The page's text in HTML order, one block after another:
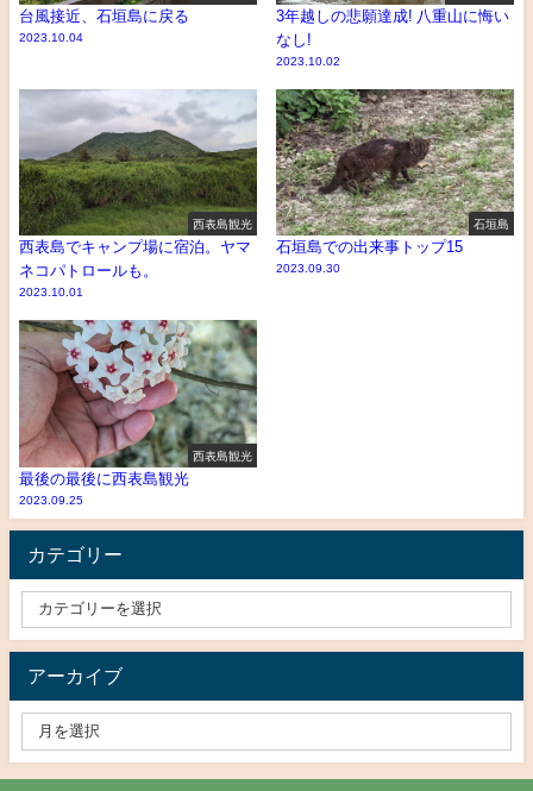
台風接近、石垣島に戻る
2023.10.04
3年越しの悲願達成! 八重山に悔い
なし!
2023.10.02
西表島観光
西表島でキャンプ場に宿泊。ヤマ
ネコパトロールも。
2023.10.01
石垣島
石垣島での出来事トップ15
2023.09.30
西表島観光
最後の最後に西表島観光
2023.09.25
カテゴリー
アーカイブ